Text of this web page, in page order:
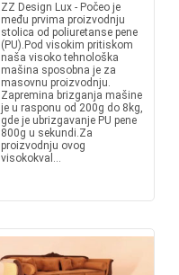
ZZ Design Lux - Počeo je
među prvima proizvodnju
stolica od poliuretanse pene
(PU).Pod visokim pritiskom
naša visoko tehnološka
mašina sposobna je za
masovnu proizvodnju.
Zapremina brizganja mašine
je u rasponu od 200g do 8kg,
gde je ubrizgavanje PU pene
800g u sekundi.Za
proizvodnju ovog
visokokval...